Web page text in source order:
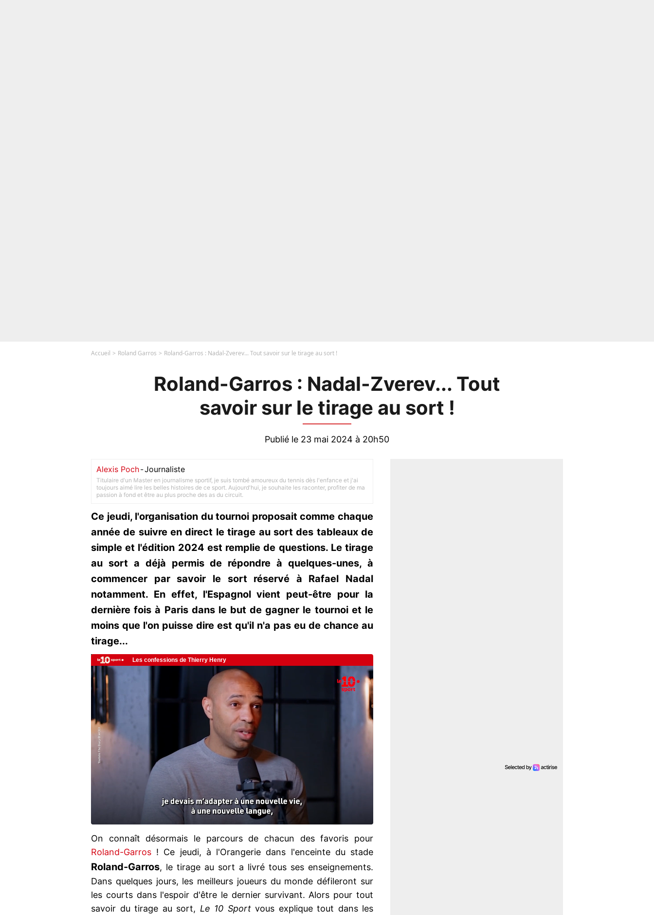
Accueil Roland Garros Roland-Garros : Nadal-Zverev... Tout savoir sur le tirage au sort !
Roland-Garros : Nadal-Zverev... Tout
savoir sur le tirage au sort !
Publié le 23 mai 2024 à 20h50
Alexis Poch-Journaliste
Titulaire d'un Master en journalisme sportif, je suis tombé amoureux du tennis dès l'enfance et j'ai
toujours aimé lire les belles histoires de ce sport. Aujourd'hui, je souhaite les raconter, profiter de ma
passion à fond et être au plus proche des as du circuit.
Ce jeudi, l'organisation du tournoi proposait comme chaque
année de suivre en direct le tirage au sort des tableaux de
simple et l'édition 2024 est remplie de questions. Le tirage
au sort a déjà permis de répondre à quelques-unes, à
commencer par savoir le sort réservé à Rafael Nadal
notamment. En effet, l'Espagnol vient peut-être pour la
dernière fois à Paris dans le but de gagner le tournoi et le
moins que l'on puisse dire est qu'il n'a pas eu de chance au
tirage...
On connaît désormais le parcours de chacun des favoris pour
Roland-Garros ! Ce jeudi, à l'Orangerie dans l'enceinte du stade
Roland-Garros, le tirage au sort a livré tous ses enseignements.
Dans quelques jours, les meilleurs joueurs du monde défileront sur
les courts dans l'espoir d'être le dernier survivant. Alors pour tout
savoir du tirage au sort, Le 10 Sportvous explique tout dans les